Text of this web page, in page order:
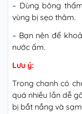
– Dùng bông
vùng bị sẹo thâm.
– Bạn nên để
nước ấm.
Lưu ý:
Trong chanh có
quá nhiều lần dễ
bị bắt nắng và